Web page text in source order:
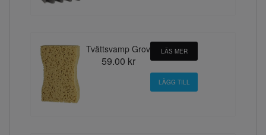
Tvättsvamp Grov
59.00 kr
LÄS MER